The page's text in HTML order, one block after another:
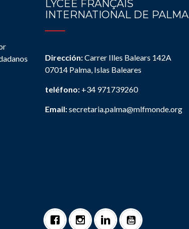
LYCÉE FRANÇAIS
INTERNATIONAL DE PALMA
Dirección:Carrer Illes Balears 142A
07014 Palma, Islas Baleares
teléfono: +34 971739260
Email:secretaria.palma@mlfmonde.org